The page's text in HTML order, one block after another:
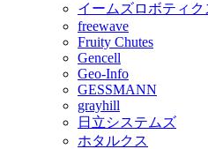
イームズロボティク
freewave
Fruity Chutes
Gencell
Geo-Info
GESSMANN
grayhill
日立システムズ
ホタルクス